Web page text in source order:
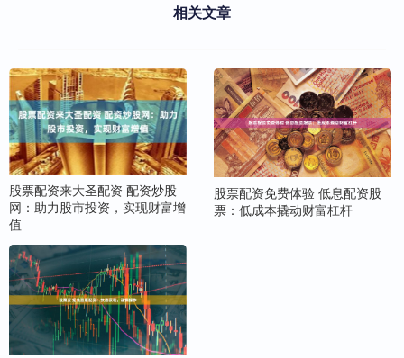
相关文章
股票配资来大圣配资 配资炒股
网：助力股市投资，实现财富增
值
股票配资免费体验 低息配资股
票：低成本撬动财富杠杆